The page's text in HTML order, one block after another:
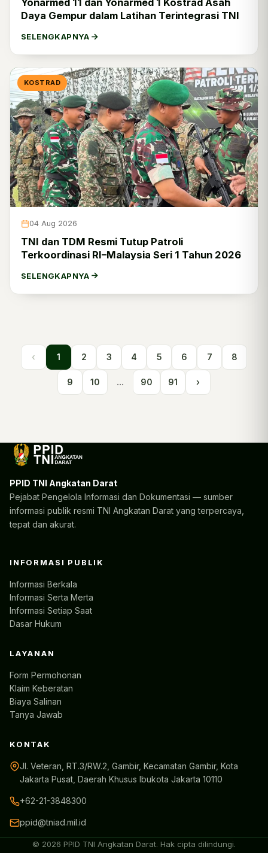
Yonarmed 11 dan Yonarmed 1 Kostrad Asah
Daya Gempur dalam Latihan Terintegrasi TNI
SELENGKAPNYA
KOSTRAD
04 Aug 2026
TNI dan TDM Resmi Tutup Patroli
Terkoordinasi RI–Malaysia Seri 1 Tahun 2026
SELENGKAPNYA
‹ 1 2 3 4 5 6 7 8
9 10 ... 90 91 ›
PPID TNI Angkatan Darat
Pejabat Pengelola Informasi dan Dokumentasi — sumber
informasi publik resmi TNI Angkatan Darat yang terpercaya,
tepat dan akurat.
INFORMASI PUBLIK
Informasi Berkala
Informasi Serta Merta
Informasi Setiap Saat
Dasar Hukum
LAYANAN
Form Permohonan
Klaim Keberatan
Biaya Salinan
Tanya Jawab
KONTAK
Jl. Veteran, RT.3/RW.2, Gambir, Kecamatan Gambir, Kota
Jakarta Pusat, Daerah Khusus Ibukota Jakarta 10110
+62-21-3848300
ppid@tniad.mil.id
© 2026 PPID TNI Angkatan Darat. Hak cipta dilindungi.